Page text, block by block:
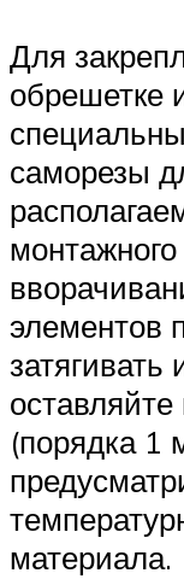
Для
обрешетке
саморезы
элементов
затягивать
(порядка 1
материала.